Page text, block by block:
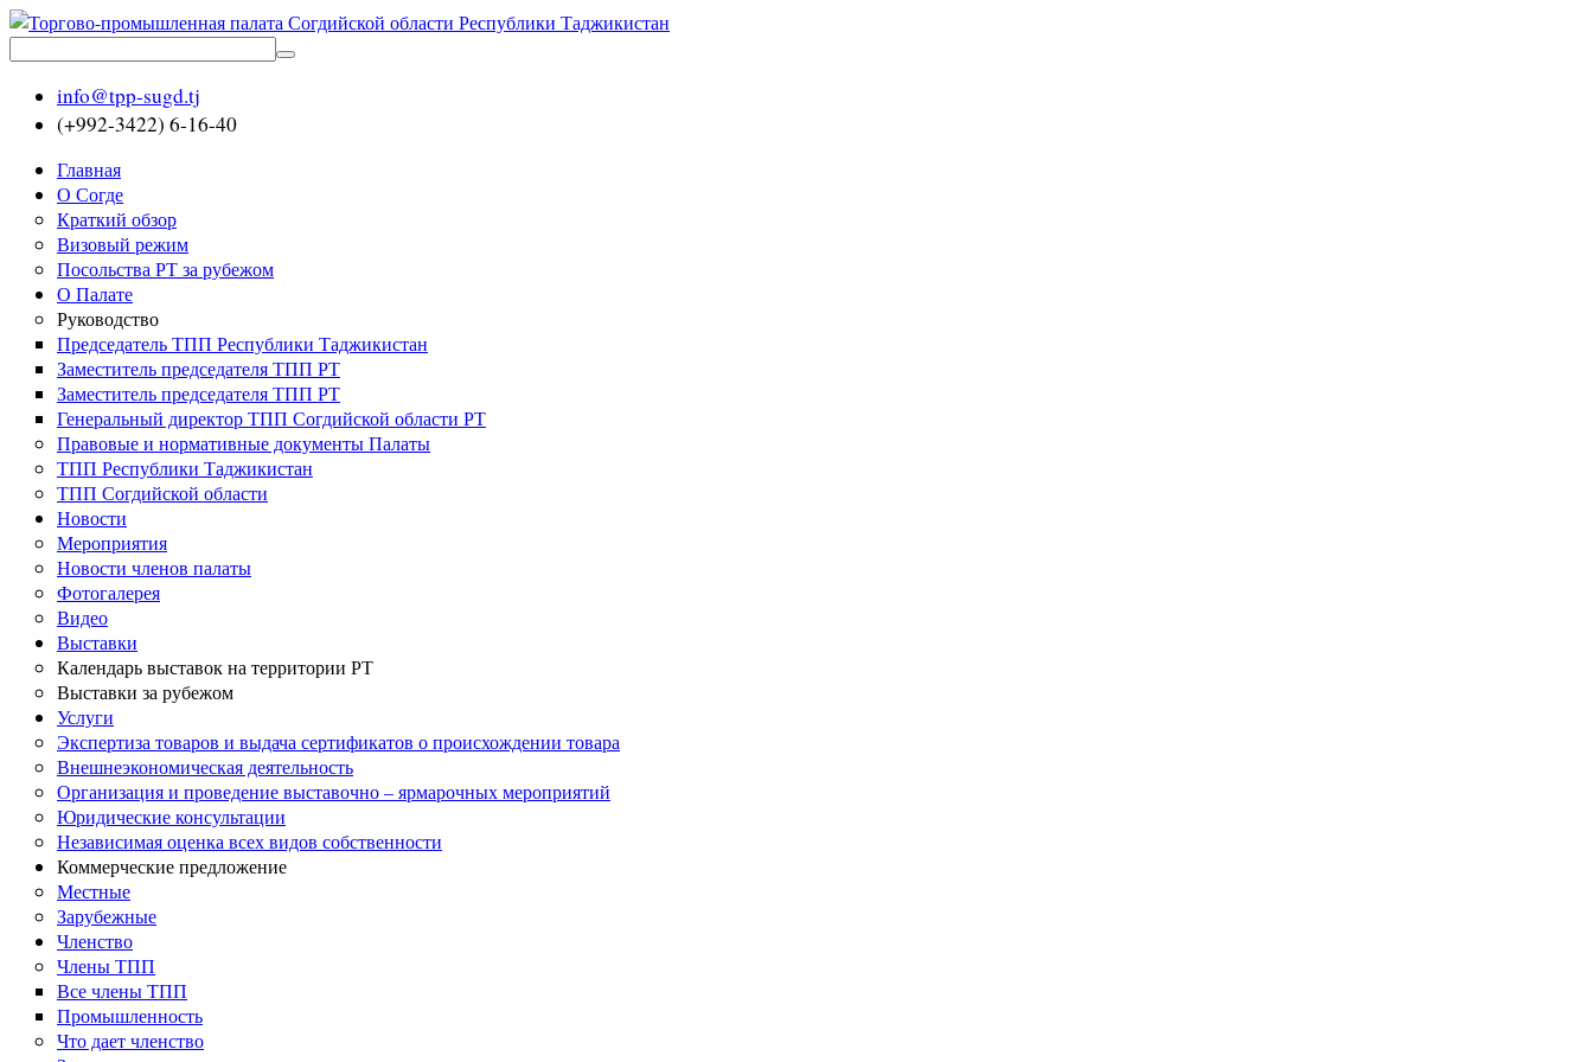
info@tpp-sugd.tj
(+992-3422) 6-16-40
Главная
О Согде
Краткий обзор
Визовый режим
Посольства РТ за рубежом
О Палате
Руководство
Председатель ТПП Республики Таджикистан
Заместитель председателя ТПП РТ
Заместитель председателя ТПП РТ
Генеральный директор ТПП Согдийской области РТ
Правовые и нормативные документы Палаты
ТПП Республики Таджикистан
ТПП Согдийской области
Новости
Мероприятия
Новости членов палаты
Фотогалерея
Видео
Выставки
Календарь выставок на территории РТ
Выставки за рубежом
Услуги
Экспертиза товаров и выдача сертификатов о происхождении товара
Внешнеэкономическая деятельность
Организация и проведение выставочно – ярмарочных мероприятий
Юридические консультации
Независимая оценка всех видов собственности
Коммерческие предложение
Местные
Зарубежные
Членство
Члены ТПП
Все члены ТПП
Промышленность
Что дает членство